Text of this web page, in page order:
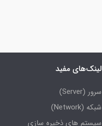
لینک‌های مفید
سرور (Server)
شبکه (Network)
سیستم های ذخیره سازی